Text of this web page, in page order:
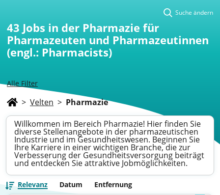
Alle Filter
Suche ändern
43 Jobs in der Pharmazie für
Pharmazeuten und Pharmazeutinnen
(engl.: Pharmacists)
> Velten > Pharmazie
Willkommen im Bereich Pharmazie! Hier finden Sie
diverse Stellenangebote in der pharmazeutischen
Industrie und im Gesundheitswesen. Beginnen Sie
Ihre Karriere in einer wichtigen Branche, die zur
Verbesserung der Gesundheitsversorgung beiträgt
und entdecken Sie attraktive Jobmöglichkeiten.
Relevanz Datum Entfernung